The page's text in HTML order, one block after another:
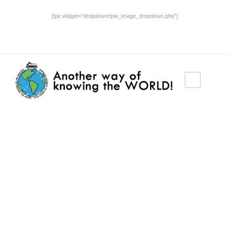
[tpe widget="dropdown/tpw_image_dropdown.php"]